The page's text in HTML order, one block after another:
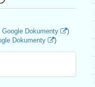
Dokumenty
)
Dokumenty )